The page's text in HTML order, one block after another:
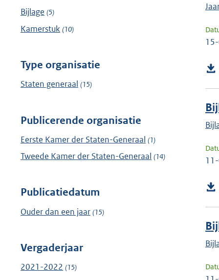
Bijlage (5)
Kamerstuk (10)
Type organisatie
Staten generaal (15)
Publicerende organisatie
Eerste Kamer der Staten-Generaal (1)
Tweede Kamer der Staten-Generaal (14)
Publicatiedatum
Ouder dan een jaar (15)
Vergaderjaar
2021-2022 (15)